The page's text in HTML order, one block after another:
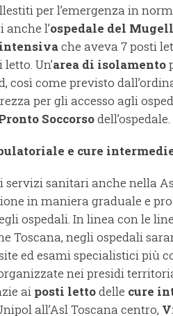
per l’emergenza in
l’ospedale del
che aveva 7 posti
Un’area di isolamento
così come previsto
per gli accesso agli
Soccorsodell’ospedale.
e cure
sanitari anche nella
in maniera graduale e
ospedali. In linea con le
Toscana, negli ospedali
ed esami specialistici più
nei presidi
ai posti lettodelle cure
all’Asl Toscana centro,